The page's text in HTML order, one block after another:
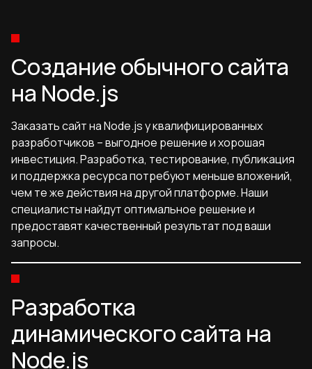
Создание обычного сайта
на Node.js
Заказать сайт на Node.js у квалифицированных
разработчиков – выгодное решение и хорошая
инвестиция. Разработка, тестирование, публикация
и поддержка ресурса потребуют меньше вложений,
чем те же действия на другой платформе. Наши
специалисты найдут оптимальное решение и
предоставят качественный результат под ваши
запросы.
Разработка
динамического сайта на
Node.js